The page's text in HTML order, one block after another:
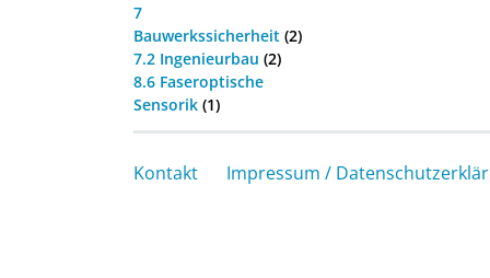
7
Bauwerkssicherheit (2)
7.2 Ingenieurbau (2)
8.6 Faseroptische
Sensorik (1)
Kontakt Impressum /